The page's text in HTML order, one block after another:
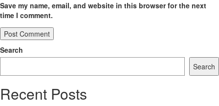
Save my name, email, and website in this browser for the next
time I comment.
Search
Search
Recent Posts